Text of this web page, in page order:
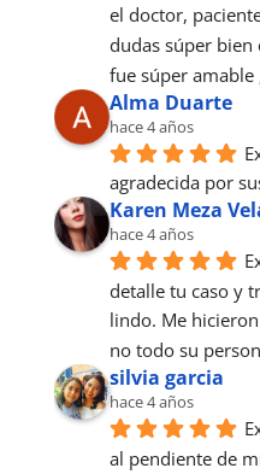
el doctor,
dudas súper
fue súper
Alma Duarte
hace 4 años
agradecida por
Karen Meza
hace 4 años
detalle tu caso y
lindo. Me
no todo su
silvia garcia
hace 4 años
al pendiente de